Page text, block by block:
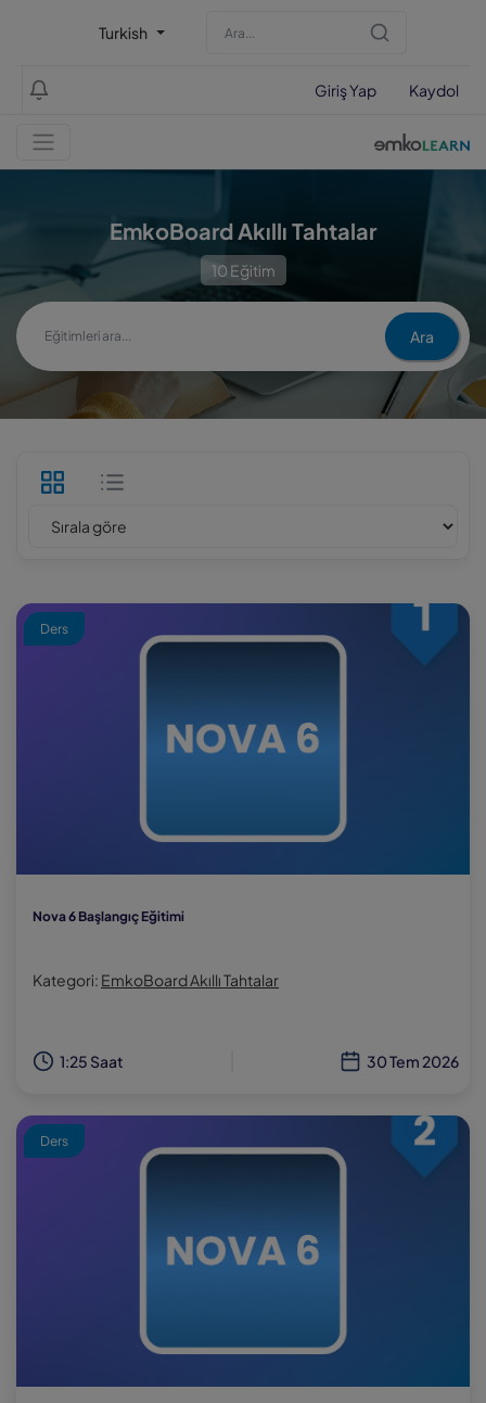
Turkish
Giriş Yap Kaydol
EmkoBoard Akıllı Tahtalar
10 Eğitim
Ara
Ders
Nova 6 Başlangıç Eğitimi
Kategori: EmkoBoard Akıllı Tahtalar
1:25 Saat 30 Tem 2026
Ders